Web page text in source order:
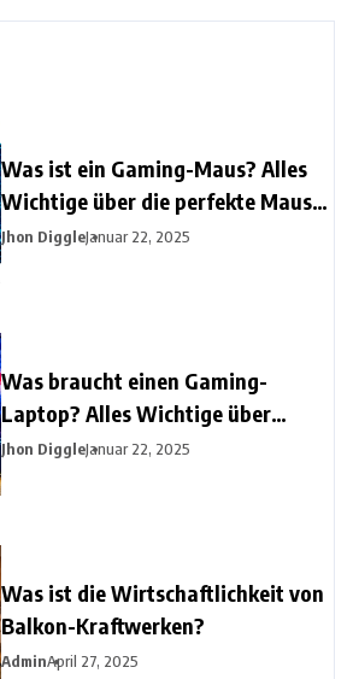
Was ist ein Gaming-Maus? Alles
Wichtige über die perfekte Maus
für Gamer
Jhon DiggleJanuar 22, 2025
Was braucht einen Gaming-
Laptop? Alles Wichtige über
Gaming-Laptops
Jhon DiggleJanuar 22, 2025
Was ist die Wirtschaftlichkeit von
Balkon-Kraftwerken?
AdminApril 27, 2025